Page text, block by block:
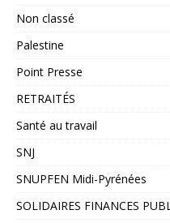
Non classé
Palestine
Point Presse
RETRAITÉS
Santé au travail
SNJ
SNUPFEN Midi-Pyrénées
SOLIDAIRES FINANCES